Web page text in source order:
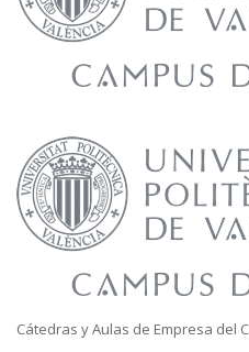
Cátedras y Aulas de Empresa del